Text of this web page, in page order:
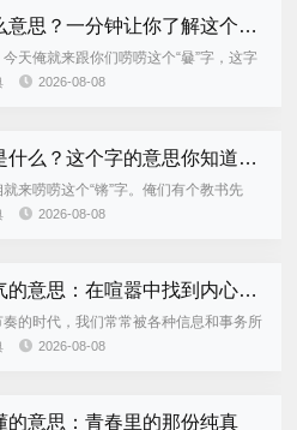
嘦是什么意思？一分钟让你了解这个字的含义！
天俺就来跟你们唠唠这个“嘦”字，这字
是见都没见过，还是俺那上大学的孙子
2026-08-08
锵读音是什么？这个字的意思你知道吗？
来唠唠这个“锵”字。俺们有个教书先
有次问我这个字儿，可把我给问住了，
2026-08-08
平心静气的意思：在喧嚣中找到内心的宁静
奏的时代，我们常常被各种信息和事务所
易变得烦躁不安。然而，有一种力量能
2026-08-08
的意思：青春里的那份纯真